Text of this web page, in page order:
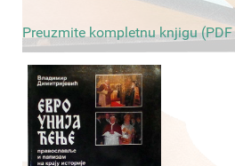
Preuzmite kompletnu knjigu (PDF